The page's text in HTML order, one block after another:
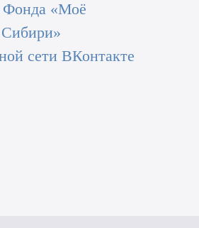
Фонда «Моё
сети ВКонтакте